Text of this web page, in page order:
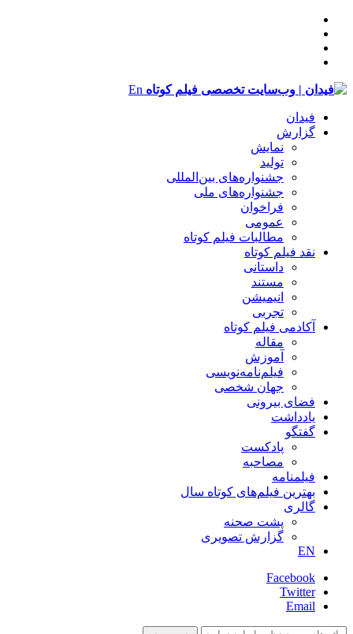
En
فیدان
گزارش
نمایش
تولید
‌‌جشنواره‌های بین‌المللی
جشنواره‌های ملی
فراخوان
عمومی
مطالبات فیلم کوتاه
نقد فیلم کوتاه
داستانی
مستند
انیمیشن
تجربی
آکادمی فیلم کوتاه
مقاله
آموزش
فیلم‌نامه‌نویسی
جهان شخصی
فضای بیرونی
یادداشت
گفتگو
پادکست
مصاحبه
فیلمنامه
بهترین فیلم‌های کوتاه سال
گالری
پشت صحنه
گزارش تصویری
EN
Facebook
Twitter
Email